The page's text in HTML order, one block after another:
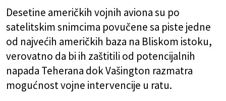
Desetine američkih vojnih aviona su po
satelitskim snimcima povučene sa piste jedne
od najvećih američkih baza na Bliskom istoku,
verovatno da bi ih zaštitili od potencijalnih
napada Teherana dok Vašington razmatra
mogućnost vojne intervencije u ratu.